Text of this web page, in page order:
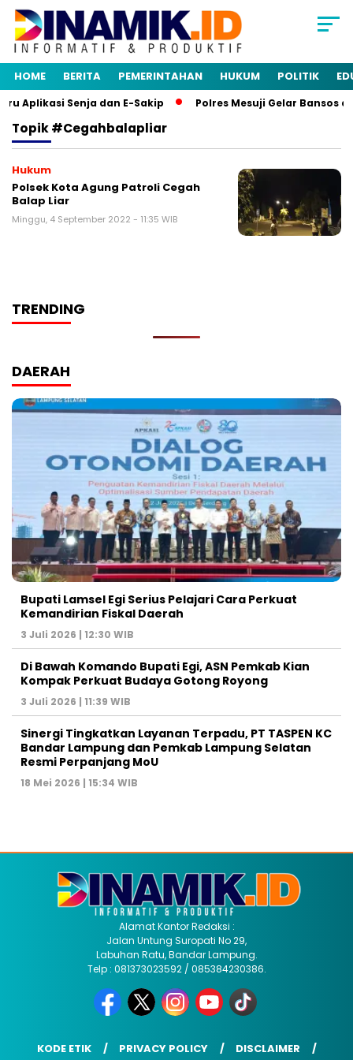
HOME BERITA PEMERINTAHAN HUKUM POLITIK
Aplikasi Senja dan E-Sakip Polres Mesuji Gelar Bansos
Topik#cegahbalapliar
Hukum
Polsek Kota Agung Patroli Cegah
Balap Liar
Minggu, 4 September 2022 - 11:35 WIB
TRENDING
DAERAH
Bupati Lamsel Egi Serius Pelajari Cara Perkuat
Kemandirian Fiskal Daerah
3 Juli 2026 | 12:30 WIB
Di Bawah Komando Bupati Egi, ASN Pemkab Kian
Kompak Perkuat Budaya Gotong Royong
3 Juli 2026 | 11:39 WIB
Sinergi Tingkatkan Layanan Terpadu, PT TASPEN KC
Bandar Lampung dan Pemkab Lampung Selatan
Resmi Perpanjang MoU
18 Mei 2026 | 15:34 WIB
Alamat Kantor Redaksi :
Jalan Untung Suropati No 29,
Labuhan Ratu, Bandar Lampung.
Telp : 081373023592 / 085384230386.
KODE ETIK PRIVACY POLICY DISCLAIMER